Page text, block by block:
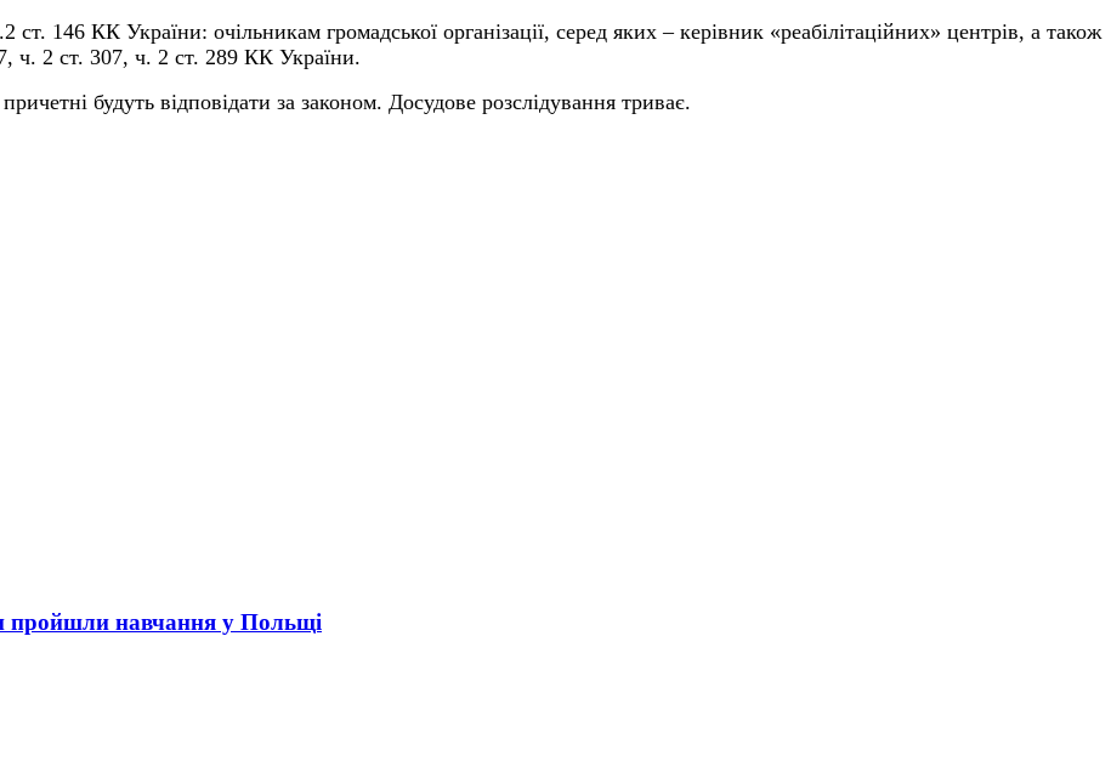
146 КК України: очільникам громадської організації, серед яких – керівник «реабілітаційних» центрів, а також
ч. 2 ст. 307, ч. 2 ст. 289 КК України.
будуть відповідати за законом. Досудове розслідування триває.
пройшли навчання у Польщі